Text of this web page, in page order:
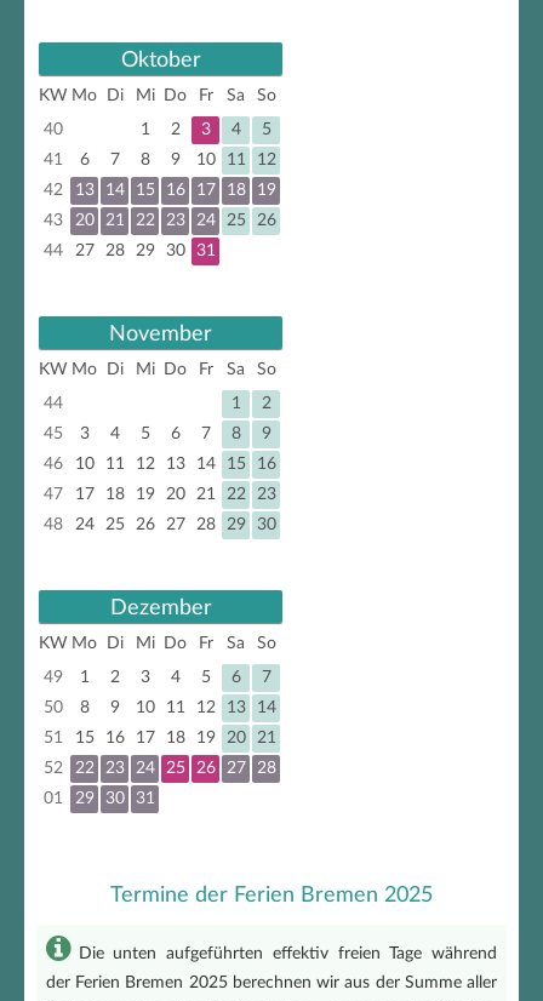
Oktober
KW Mo Di Mi Do Fr Sa
So
40
1 2 3 4
5
41
6 7 8 9 10 11
12
42
13 14 15 16 17 18
19
43
20 21 22 23 24 25
26
44
27 28 29 30 31
November
KW Mo Di Mi Do Fr Sa
So
44
1
2
45
3 4 5 6 7 8
9
46
10 11 12 13 14 15
16
47
17 18 19 20 21 22
23
48
24 25 26 27 28 29 30
Dezember
KW Mo Di Mi Do Fr Sa
So
49
1 2 3 4 5 6
7
50
8 9 10 11 12 13
14
51
15 16 17 18 19 20
21
52
22 23 24 25 26 27
28
01
29 30 31
Termine der Ferien Bremen 2025
Die unten aufgeführten effektiv freien Tage während
der Ferien Bremen 2025 berechnen wir aus der Summe aller